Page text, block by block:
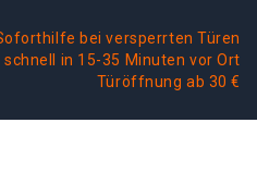
bei versperrten Türen
schnell in 15-35 Minuten vor Ort
Türöffnung ab 30 €